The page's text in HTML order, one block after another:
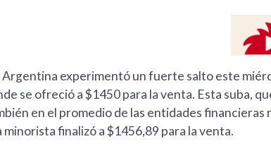
experimentó un fuerte salto este
se ofreció a $1450 para la venta. Esta suba,
en el promedio de las entidades financieras
finalizó a $1456,89 para la venta.